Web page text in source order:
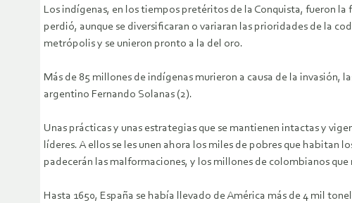
Los indígenas, en los tiempos pretéritos de la Conquista, fueron
perdió, aunque se diversificaran o variaran las prioridades de la
metrópolis y se unieron pronto a la del oro.
Más de 85 millones de indígenas murieron a causa de la invasión,
argentino Fernando Solanas (2).
Unas prácticas y unas estrategias que se mantienen intactas y
líderes. A ellos se les unen ahora los miles de pobres que
padecerán las malformaciones, y los millones de colombianos que
Hasta 1650, España se había llevado de América más de 4 mil